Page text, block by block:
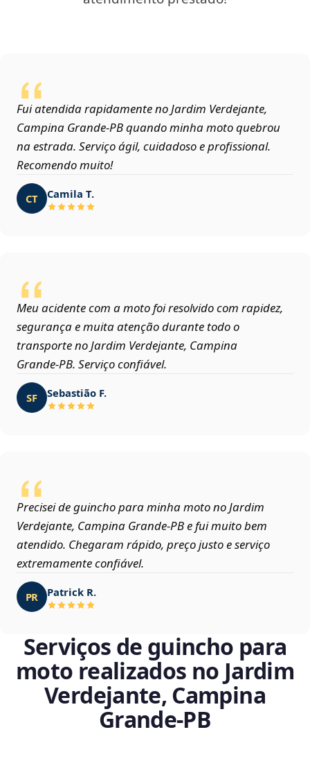
Fui atendida rapidamente no Jardim Verdejante,
Campina Grande‑PB quando minha moto quebrou
na estrada. Serviço ágil, cuidadoso e profissional.
Recomendo muito!
CT Camila T.
Meu acidente com a moto foi resolvido com rapidez,
segurança e muita atenção durante todo o
transporte no Jardim Verdejante, Campina
Grande‑PB. Serviço confiável.
SF Sebastião F.
Precisei de guincho para minha moto no Jardim
Verdejante, Campina Grande‑PB e fui muito bem
atendido. Chegaram rápido, preço justo e serviço
extremamente confiável.
PR Patrick R.
Serviços de guincho para
moto realizados no Jardim
Verdejante, Campina
Grande‑PB